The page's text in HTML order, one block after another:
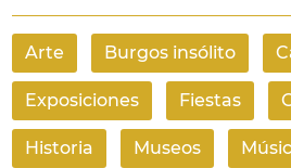
Arte Burgos insólito
Exposiciones Fiestas
Historia Museos